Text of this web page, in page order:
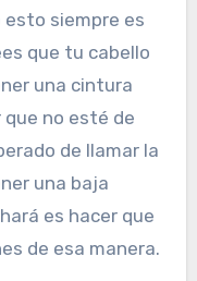
esto siempre es
que tu cabello
una cintura
que no esté de
de llamar la
una baja
es hacer que
de esa manera.